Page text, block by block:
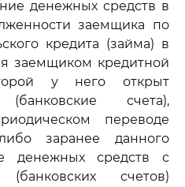
денежных средств в
заемщика по
кредита (займа) в
заемщиком кредитной
у него открыт
счета),
переводе
заранее данного
денежных средств с
счетов)